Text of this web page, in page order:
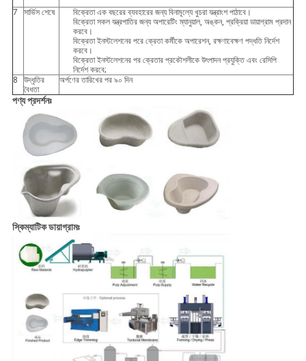
7
সার্ভিস শেষে
বিক্রেতা এক বছরের ব্যবহারের জন্য বিনামূল্যে খুচরা যন্ত্রাংশ পাঠাবে।
বিক্রেতা সকল যন্ত্রপাতির জন্য অপারেটিং ম্যানুয়াল, অঙ্কন, প্রক্রিয়া ডায়াগ্রাম প্রদান
করবে।
বিক্রেতা ইনস্টলেশনের পরে ক্রেতা কর্মীকে অপারেশন, রক্ষণাবেক্ষণ পদ্ধতি নির্দেশ
করবে।
বিক্রেতা ইনস্টলেশনের পর ক্রেতার প্রকৌশলীকে উৎপাদন প্রযুক্তি এবং রেসিপি
নির্দেশ করবে;
8
উদ্ধৃতির
বৈধতা
অর্পণের তারিখের পর ৯০ দিন
পণ্য প্রদর্শনঃ
স্কিম্যাটিক ডায়াগ্রামঃ